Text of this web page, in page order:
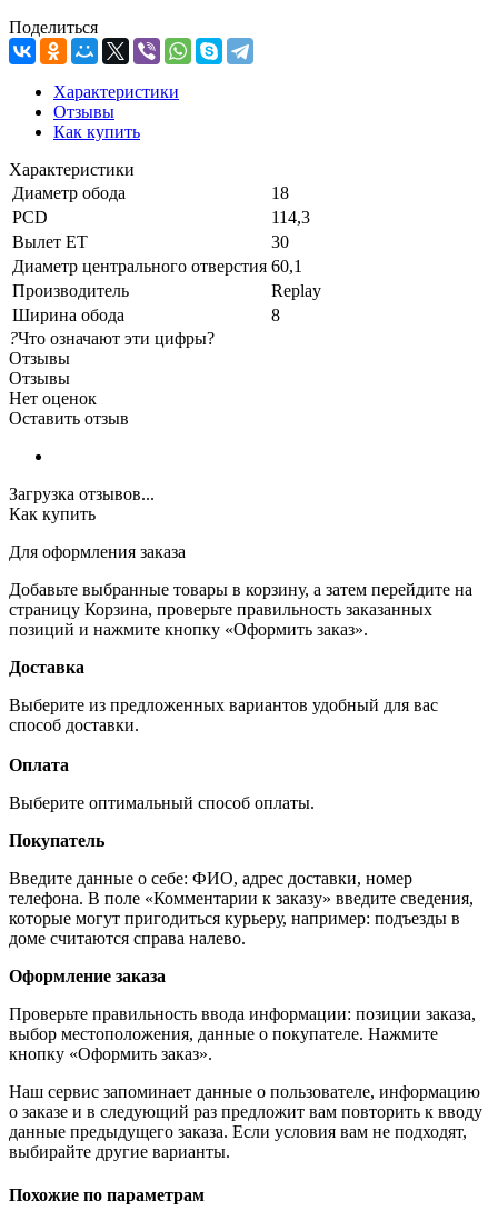
Поделиться
Характеристики
Отзывы
Как купить
Характеристики
Диаметр обода
18
PCD
114,3
Вылет ET
30
Диаметр центрального отверстия 60,1
Производитель
Replay
Ширина обода
8
?Что означают эти цифры?
Отзывы
Отзывы
Нет оценок
Оставить отзыв
Загрузка отзывов...
Как купить
Для оформления заказа
Добавьте выбранные товары в корзину, а затем перейдите на
страницу Корзина, проверьте правильность заказанных
позиций и нажмите кнопку «Оформить заказ».
Доставка
Выберите из предложенных вариантов удобный для вас
способ доставки.
Оплата
Выберите оптимальный способ оплаты.
Покупатель
Введите данные о себе: ФИО, адрес доставки, номер
телефона. В поле «Комментарии к заказу» введите сведения,
которые могут пригодиться курьеру, например: подъезды в
доме считаются справа налево.
Оформление заказа
Проверьте правильность ввода информации: позиции заказа,
выбор местоположения, данные о покупателе. Нажмите
кнопку «Оформить заказ».
Наш сервис запоминает данные о пользователе, информацию
о заказе и в следующий раз предложит вам повторить к вводу
данные предыдущего заказа. Если условия вам не подходят,
выбирайте другие варианты.
Похожие по параметрам